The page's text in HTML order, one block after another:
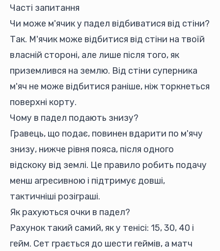
Часті запитання
Чи може м'ячик у падел відбиватися від стіни?
Так. М'ячик може відбитися від стіни на твоїй
власній стороні, але лише після того, як
приземлився на землю. Від стіни суперника
м'яч не може відбитися раніше, ніж торкнеться
поверхні корту.
Чому в падел подають знизу?
Гравець, що подає, повинен вдарити по м'ячу
знизу, нижче рівня пояса, після одного
відскоку від землі. Це правило робить подачу
менш агресивною і підтримує довші,
тактичніші розіграші.
Як рахуються очки в падел?
Рахунок такий самий, як у тенісі: 15, 30, 40 і
гейм. Сет грається до шести геймів, а матч